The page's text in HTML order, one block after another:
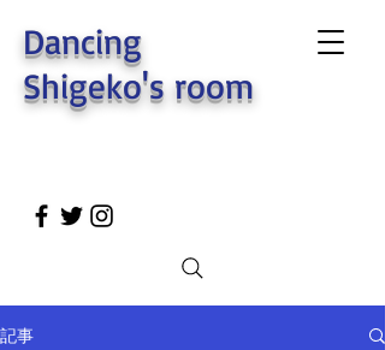
Dancing
Shigeko's room
記事